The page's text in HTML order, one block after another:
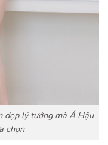
đẹp lý tưởng mà Á Hậu
chọn